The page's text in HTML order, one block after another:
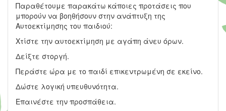
Παραθέτουμε παρακάτω κάποιες προτάσεις που
μπορούν να βοηθήσουν στην ανάπτυξη της
Αυτοεκτίμησης του παιδιού:
Χτίστε την αυτοεκτίμηση με αγάπη άνευ όρων.
Δείξτε στοργή.
Περάστε ώρα με το παιδί επικεντρωμένη σε εκείνο.
Δώστε λογική υπευθυνότητα.
Επαινέστε την προσπάθεια.